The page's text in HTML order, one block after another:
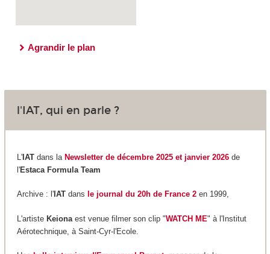
Agrandir le plan
l'IAT, qui en parle ?
L'IATdans la Newsletter de décembre 2025 et janvier 2026de
l'Estaca Formula Team
Archive : l'IATdans le journal du 20h de France 2en 1999,
L'artiste Keionaest venue filmer son clip "WATCH ME" à l'Institut
Aérotechnique, à Saint-Cyr-l'Ecole.